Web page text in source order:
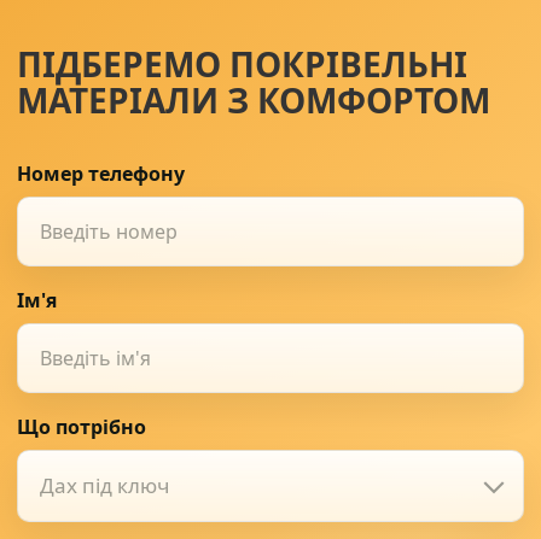
07 Солнце защита
ПІДБЕРЕМО ПОКРІВЕЛЬНІ
МАТЕРІАЛИ З КОМФОРТОМ
Номер телефону
Ім'я
Що потрібно
Дах під ключ